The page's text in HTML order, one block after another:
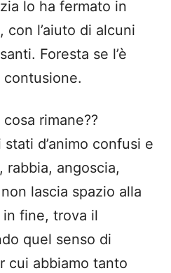
lo ha fermato in
con l’aiuto di alcuni
Foresta se l’è
rimane??
d’animo confusi e
rabbia, angoscia,
lascia spazio alla
in fine, trova il
quel senso di
cui abbiamo tanto